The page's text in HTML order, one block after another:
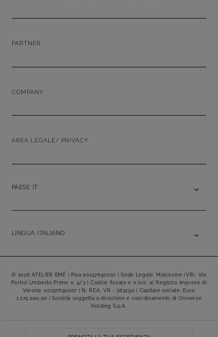
PARTNER
COMPANY
AREA LEGALE/ PRIVACY
PAESE: IT
LINGUA: ITALIANO
© 2026 ATELIER EMÉ | Piva 00157690207 | Sede Legale: Malcesine (VR), Via
Portici Umberto Primo n. 5/3 | Codice fiscale e n.iscr. al Registro Imprese di
Verona: 00157690207 | N. REA: VR - 383290 | Capitale sociale: Euro
1.275.000,00 | Società soggetta a direzione e coordinamento di Oniverse
Holding S.p.A.